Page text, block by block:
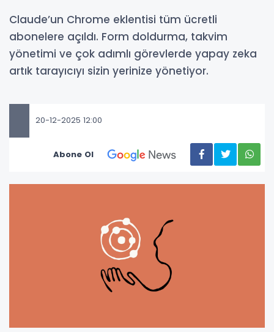
Claude’un Chrome eklentisi tüm ücretli
abonelere açıldı. Form doldurma, takvim
yönetimi ve çok adımlı görevlerde yapay zeka
artık tarayıcıyı sizin yerinize yönetiyor.
20-12-2025 12:00
Abone Ol